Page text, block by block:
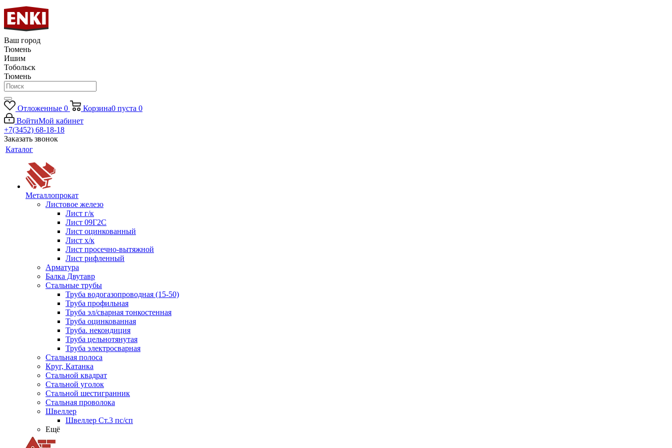
Ваш город
Тюмень
Ишим
Тобольск
Тюмень
Отложенные 0 Корзина0 пуста 0
ВойтиМой кабинет
+7(3452) 68-18-18
Заказать звонок
Каталог
Металлопрокат
Листовое железо
Лист г/к
Лист 09Г2С
Лист оцинкованный
Лист х/к
Лист просечно-вытяжной
Лист рифленный
Арматура
Балка Двутавр
Стальные трубы
Труба водогазопроводная (15-50)
Труба профильная
Труба эл/сварная тонкостенная
Труба оцинкованная
Труба. некондиция
Труба цельнотянутая
Труба электросварная
Стальная полоса
Круг, Катанка
Стальной квадрат
Стальной уголок
Стальной шестигранник
Стальная проволока
Швеллер
Швеллер Ст.3 пс/сп
Ещё